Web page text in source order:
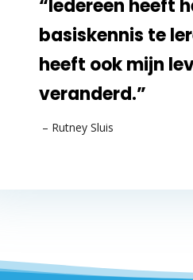
“Iedereen heeft
basiskennis te
heeft ook mijn
veranderd.”
– Rutney Sluis